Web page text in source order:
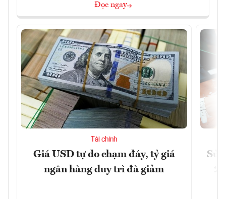
Đọc ngay
Tài chính
Giá USD tự do chạm đáy, tỷ giá
ngân hàng duy trì đà giảm